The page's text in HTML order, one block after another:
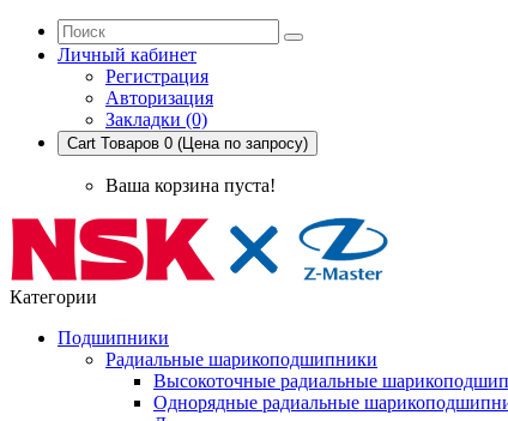
Личный кабинет
Регистрация
Авторизация
Закладки (0)
Cart Товаров 0 (Цена по запросу)
Ваша корзина пуста!
Категории
Подшипники
Радиальные шарикоподшипники
Высокоточные радиальные
Однорядные радиальные